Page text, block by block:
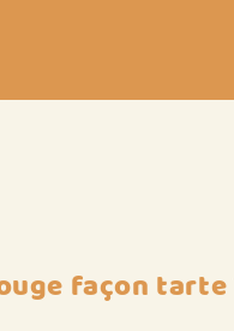
façon